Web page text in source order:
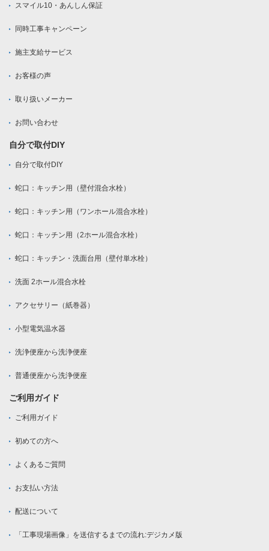
スマイル10・あんしん保証
同時工事キャンペーン
施主支給サービス
お客様の声
取り扱いメーカー
お問い合わせ
自分で取付DIY
自分で取付DIY
蛇口：キッチン用（壁付混合水栓）
蛇口：キッチン用（ワンホール混合水栓）
蛇口：キッチン用（2ホール混合水栓）
蛇口：キッチン・洗面台用（壁付単水栓）
洗面 2ホール混合水栓
アクセサリー（紙巻器）
小型電気温水器
洗浄便座から洗浄便座
普通便座から洗浄便座
ご利用ガイド
ご利用ガイド
初めての方へ
よくあるご質問
お支払い方法
配送について
「工事現場画像」を送信するまでの流れ:デジカメ版